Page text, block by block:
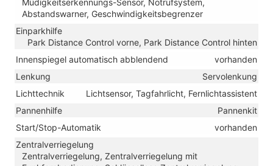
Abstandswarner, Geschwindigkeitsbegrenzer
Einparkhilfe
Park Distance Control vorne, Park Distance Control hinten
Innenspiegel automatisch abblendend
vorhanden
Lenkung
Servolenkung
Lichttechnik
Lichtsensor, Tagfahrlicht, Fernlichtassistent
Pannenhilfe
Pannenkit
Start/Stop-Automatik
vorhanden
Zentralverriegelung
Zentralverriegelung, Zentralverriegelung mit